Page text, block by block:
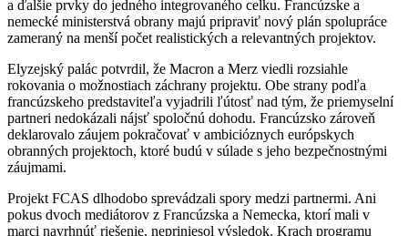
a ďalšie prvky do jedného integrovaného celku. Francúzske a
nemecké ministerstvá obrany majú pripraviť nový plán spolupráce
zameraný na menší počet realistických a relevantných projektov.
Elyzejský palác potvrdil, že Macron a Merz viedli rozsiahle
rokovania o možnostiach záchrany projektu. Obe strany podľa
francúzskeho predstaviteľa vyjadrili ľútosť nad tým, že priemyselní
partneri nedokázali nájsť spoločnú dohodu. Francúzsko zároveň
deklarovalo záujem pokračovať v ambicióznych európskych
obranných projektoch, ktoré budú v súlade s jeho bezpečnostnými
záujmami.
Projekt FCAS dlhodobo sprevádzali spory medzi partnermi. Ani
pokus dvoch mediátorov z Francúzska a Nemecka, ktorí mali v
marci navrhnúť riešenie, nepriniesol výsledok. Krach programu